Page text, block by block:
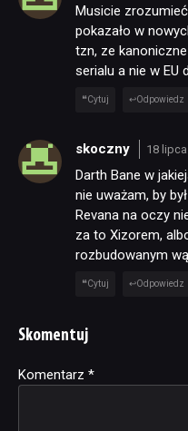
Musicie
pokazało w
tzn, ze
serialu a nie w EU
Cytuj Odpowiedz
skoczny 18
Darth Bane w
nie uważam, by
Revana na oczy
za to Xizorem,
rozbudowanym
Cytuj Odpowiedz
Skomentuj
Komentarz *
Alternative: